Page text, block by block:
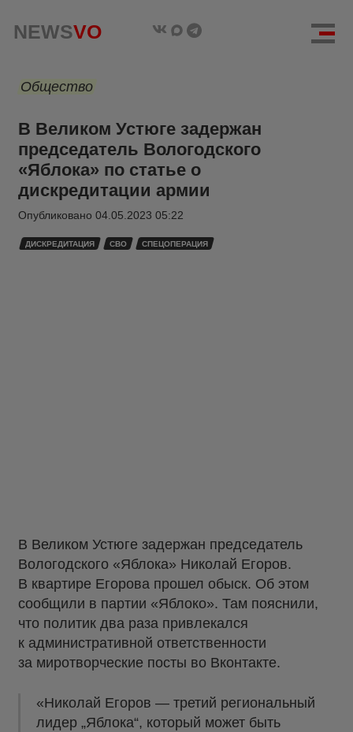
NEWSVO
Общество
В Великом Устюге задержан
председатель Вологодского
«Яблока» по статье о
дискредитации армии
Опубликовано 04.05.2023 05:22
ДИСКРЕДИТАЦИЯ СВО СПЕЦОПЕРАЦИЯ
В Великом Устюге задержан председатель
Вологодского «Яблока» Николай Егоров.
В квартире Егорова прошел обыск. Об этом
сообщили в партии «Яблоко». Там пояснили,
что политик два раза привлекался
к административной ответственности
за миротворческие посты во Вконтакте.
«Николай Егоров — третий региональный
лидер „Яблока“, который может быть